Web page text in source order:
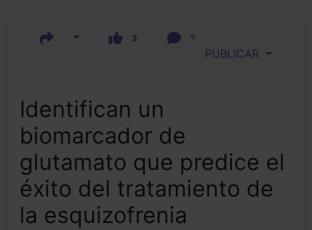
3 2
PUBLICAR
Identifican un
biomarcador de
glutamato que predice el
éxito del tratamiento de
la esquizofrenia